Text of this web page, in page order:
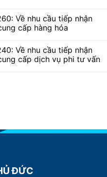
Về nhu cầu tiếp nhận
cấp hàng hóa
Về nhu cầu tiếp nhận
cấp dịch vụ phi tư vấn
ĐỨC